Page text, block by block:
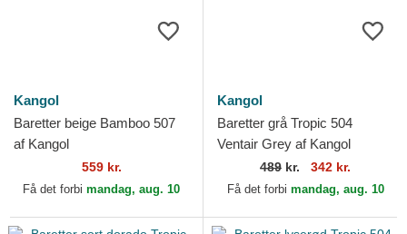
Kangol
Baretter beige Bamboo 507
af Kangol
559 kr.
Få det forbi mandag, aug. 10
Kangol
Baretter grå Tropic 504
Ventair Grey af Kangol
489 kr. 342 kr.
Få det forbi mandag, aug. 10